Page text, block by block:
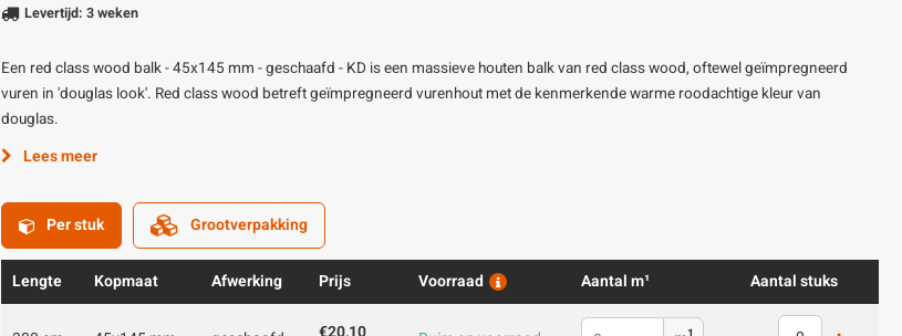
Alle poten & onderstellen
Levertijd: 3 weken
Een red class wood balk - 45x145 mm - geschaafd - KD is een massieve houten balk van red class wood, oftewel geïmpregneerd
vuren in 'douglas look'. Red class wood betreft geïmpregneerd vurenhout met de kenmerkende warme roodachtige kleur van
douglas.
Lees meer
Per stuk Grootverpakking
Lengte Kopmaat Afwerking Prijs Voorraad Aantal m¹ Aantal stuks